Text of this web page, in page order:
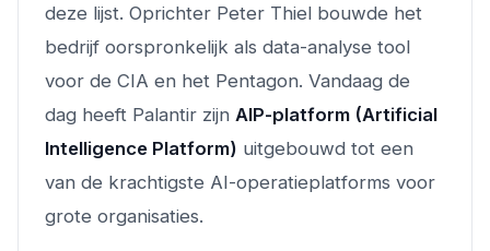
deze lijst. Oprichter Peter Thiel bouwde het
bedrijf oorspronkelijk als data-analyse tool
voor de CIA en het Pentagon. Vandaag de
dag heeft Palantir zijn AIP-platform (Artificial
Intelligence Platform) uitgebouwd tot een
van de krachtigste AI-operatieplatforms voor
grote organisaties.